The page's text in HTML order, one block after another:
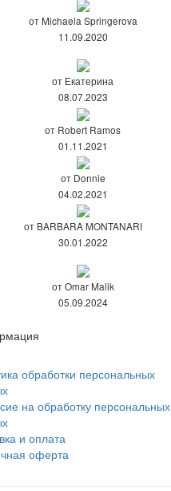
от Michaela Springerova
11.09.2020
от Екатерина
08.07.2023
от Robert Ramos
01.11.2021
от Donnie
04.02.2021
от BARBARA MONTANARI
30.01.2022
от Omar Malik
05.09.2024
обработки персональных
на обработку персональных
и оплата
оферта